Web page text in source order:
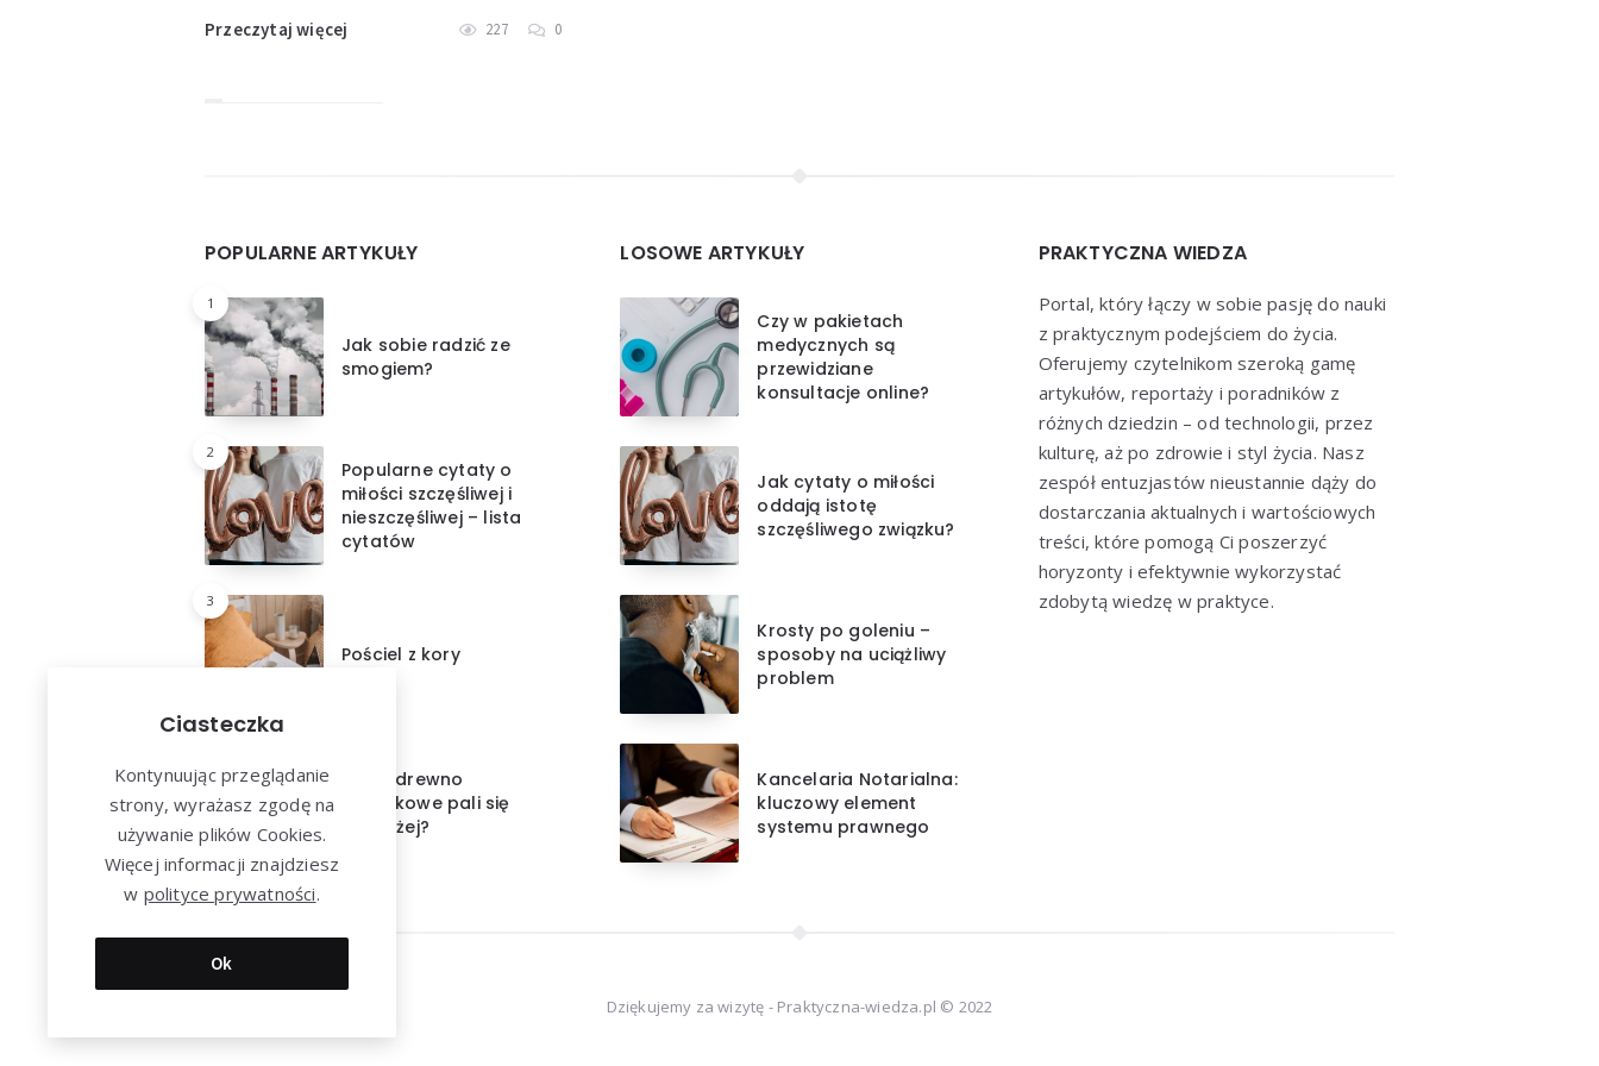
Przeczytaj więcej 227 0
POPULARNE ARTYKUŁY
1
Jak sobie radzić ze
smogiem?
2
Popularne cytaty o
miłości szczęśliwej i
nieszczęśliwej – lista
cytatów
3
Pościel z kory
Które drewno
kominkowe pali się
najdłużej?
LOSOWE ARTYKUŁY
Czy w pakietach
medycznych są
przewidziane
konsultacje online?
Jak cytaty o miłości
oddają istotę
szczęśliwego związku?
Krosty po goleniu –
sposoby na uciążliwy
problem
Kancelaria Notarialna:
kluczowy element
systemu prawnego
PRAKTYCZNA WIEDZA
Portal, który łączy w sobie pasję do nauki
z praktycznym podejściem do życia.
Oferujemy czytelnikom szeroką gamę
artykułów, reportaży i poradników z
różnych dziedzin – od technologii, przez
kulturę, aż po zdrowie i styl życia. Nasz
zespół entuzjastów nieustannie dąży do
dostarczania aktualnych i wartościowych
treści, które pomogą Ci poszerzyć
horyzonty i efektywnie wykorzystać
zdobytą wiedzę w praktyce.
Dziękujemy za wizytę - Praktyczna-wiedza.pl © 2022
Ciasteczka
Kontynuując przeglądanie
strony, wyrażasz zgodę na
używanie plików Cookies.
Więcej informacji znajdziesz
w polityce prywatności.
Ok